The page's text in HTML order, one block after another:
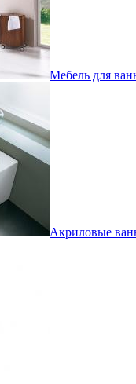
Мебель для
Акриловые